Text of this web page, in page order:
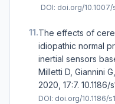
DOI: doi.org/
11.The effects of
idiopathic normal
inertial sensors
Milletti D, Giannini
2020, 17:7.
DOI: doi.org/10.1186/